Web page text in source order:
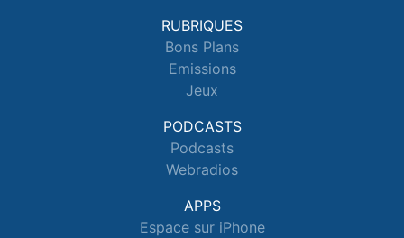
RUBRIQUES
Bons Plans
Emissions
Jeux
PODCASTS
Podcasts
Webradios
APPS
Espace sur iPhone